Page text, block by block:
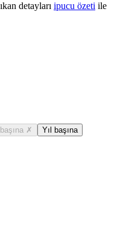
detayları ipucu özeti ile
✗ Yıl başına